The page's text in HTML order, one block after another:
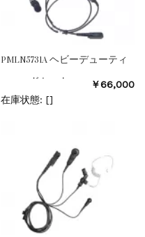
PMLN5731A ヘビーデューティ
ーヘッドセット
￥66,000
在庫状態: []